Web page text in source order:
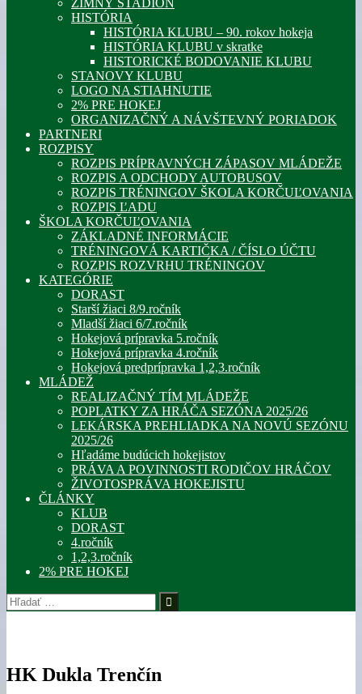
HISTÓRIA
HISTÓRIA KLUBU – 90. rokov hokeja
HISTÓRIA KLUBU v skratke
HISTORICKÉ BODOVANIE KLUBU
STANOVY KLUBU
LOGO NA STIAHNUTIE
2% PRE HOKEJ
ORGANIZAČNÝ A NÁVŠTEVNÝ PORIADOK
PARTNERI
ROZPISY
ROZPIS PRÍPRAVNÝCH ZÁPASOV MLÁDEŽE
ROZPIS A ODCHODY AUTOBUSOV
ROZPIS TRÉNINGOV ŠKOLA KORČUĽOVANIA
ROZPIS ĽADU
ŠKOLA KORČUĽOVANIA
ZÁKLADNÉ INFORMÁCIE
TRÉNINGOVÁ KARTIČKA / ČÍSLO ÚČTU
ROZPIS ROZVRHU TRÉNINGOV
KATEGÓRIE
DORAST
Starší žiaci 8/9.ročník
Mladší žiaci 6/7.ročník
Hokejová prípravka 5.ročník
Hokejová prípravka 4.ročník
Hokejová predprípravka 1,2,3.ročník
MLÁDEŽ
REALIZAČNÝ TÍM MLÁDEŽE
POPLATKY ZA HRÁČA SEZÓNA 2025/26
LEKÁRSKA PREHLIADKA NA NOVÚ SEZÓNU
2025/26
Hľadáme budúcich hokejistov
PRÁVA A POVINNOSTI RODIČOV HRÁČOV
ŽIVOTOSPRÁVA HOKEJISTU
ČLÁNKY
KLUB
DORAST
4.ročník
1,2,3.ročník
2% PRE HOKEJ
Hľadať:
HK Dukla Trenčín